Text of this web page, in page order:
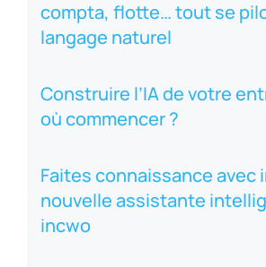
compta, flotte… tout se
langage naturel
Construire l’IA de votre
où commencer ?
Faites connaissance avec
nouvelle assistante
incwo